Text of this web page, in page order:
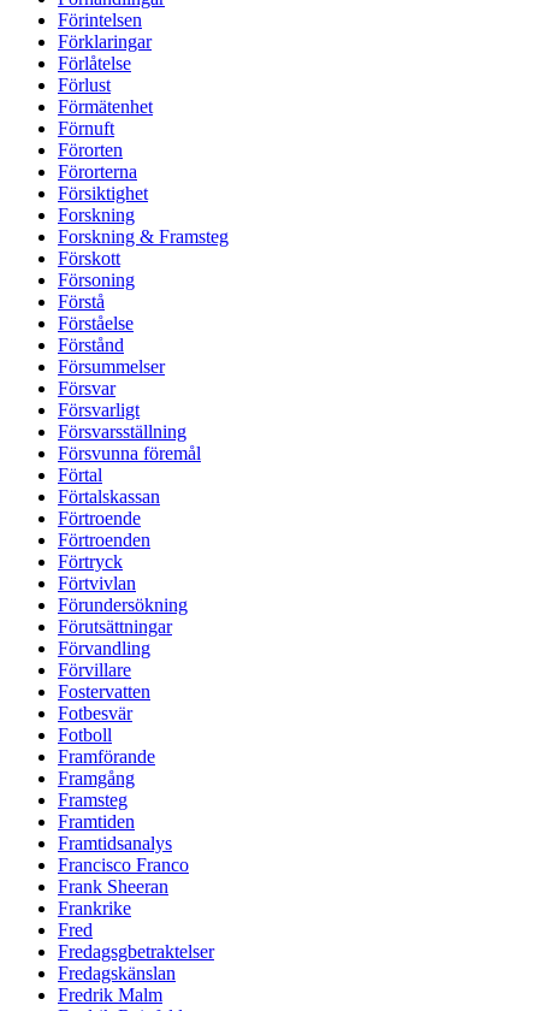
Förintelsen
Förklaringar
Förlåtelse
Förlust
Förmätenhet
Förnuft
Förorten
Förorterna
Försiktighet
Forskning
Forskning & Framsteg
Förskott
Försoning
Förstå
Förståelse
Förstånd
Försummelser
Försvar
Försvarligt
Försvarsställning
Försvunna föremål
Förtal
Förtalskassan
Förtroende
Förtroenden
Förtryck
Förtvivlan
Förundersökning
Förutsättningar
Förvandling
Förvillare
Fostervatten
Fotbesvär
Fotboll
Framförande
Framgång
Framsteg
Framtiden
Framtidsanalys
Francisco Franco
Frank Sheeran
Frankrike
Fred
Fredagsgbetraktelser
Fredagskänslan
Fredrik Malm